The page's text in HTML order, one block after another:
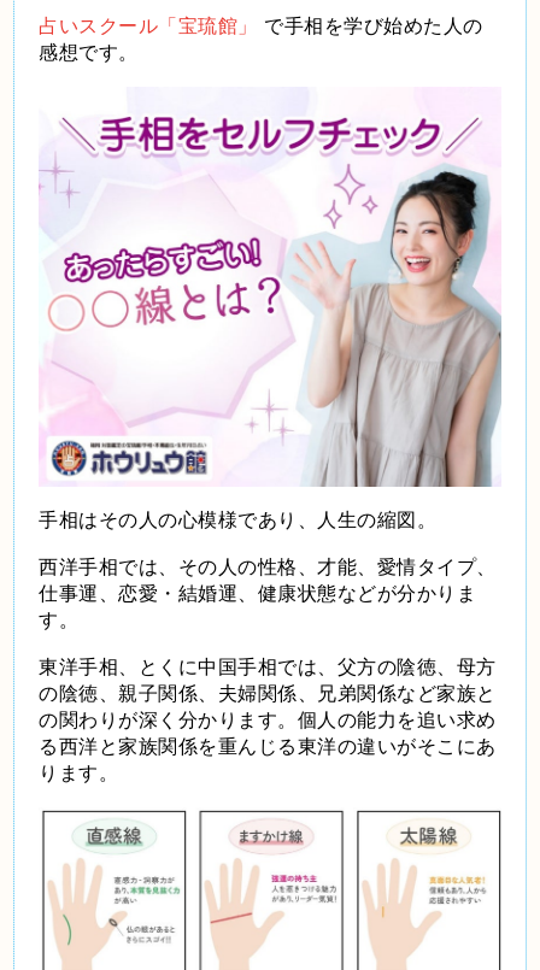
占いスクール「宝琉館」
で手相を学び始めた人の
感想です。
手相はその人の心模様であり、人生の縮図。
西洋手相では、その人の性格、才能、愛情タイプ、
仕事運、恋愛・結婚運、健康状態などが分かりま
す。
東洋手相、とくに中国手相では、父方の陰徳、母方
の陰徳、親子関係、夫婦関係、兄弟関係など家族と
の関わりが深く分かります。個人の能力を追い求め
る西洋と家族関係を重んじる東洋の違いがそこにあ
ります。